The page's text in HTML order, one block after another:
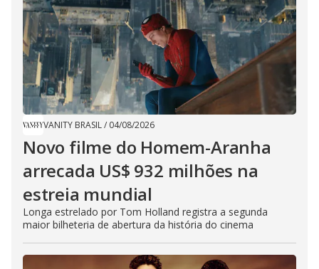
VANITY BRASIL/ 04/08/2026
Novo filme do Homem-Aranha
arrecada US$ 932 milhões na
estreia mundial
Longa estrelado por Tom Holland registra a segunda
maior bilheteria de abertura da história do cinema